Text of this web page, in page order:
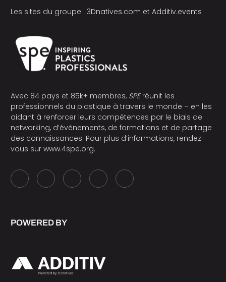
Les sites du groupe : 3Dnatives.com et Additiv.events
Avec 84 pays et 85k+ membres, SPEréunit les
professionnels du plastique à travers le monde – en les
aidant à renforcer leurs compétences par le biais de
networking, d’événements, de formations et de partage
des connaissances. Pour plus d’informations, rendez-
vous sur www.4spe.org.
POWERED BY